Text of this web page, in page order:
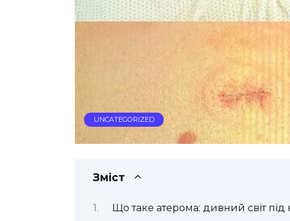
UNCATEGORIZED
Зміст
Що таке атерома: дивний світ